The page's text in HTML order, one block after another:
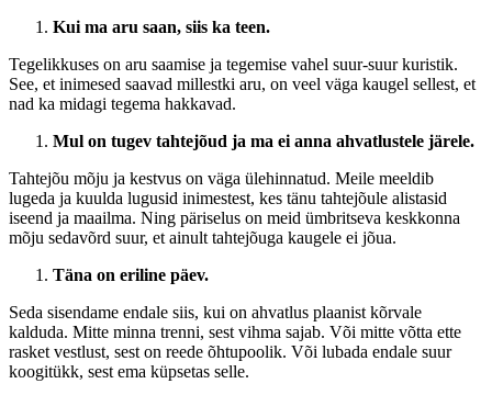
Kui ma aru saan, siis ka teen.
Tegelikkuses on aru saamise ja tegemise vahel suur-suur kuristik.
See, et inimesed saavad millestki aru, on veel väga kaugel sellest, et
nad ka midagi tegema hakkavad.
Mul on tugev tahtejõud ja ma ei anna ahvatlustele järele.
Tahtejõu mõju ja kestvus on väga ülehinnatud. Meile meeldib
lugeda ja kuulda lugusid inimestest, kes tänu tahtejõule alistasid
iseend ja maailma. Ning päriselus on meid ümbritseva keskkonna
mõju sedavõrd suur, et ainult tahtejõuga kaugele ei jõua.
Täna on eriline päev.
Seda sisendame endale siis, kui on ahvatlus plaanist kõrvale
kalduda. Mitte minna trenni, sest vihma sajab. Või mitte võtta ette
rasket vestlust, sest on reede õhtupoolik. Või lubada endale suur
koogitükk, sest ema küpsetas selle.